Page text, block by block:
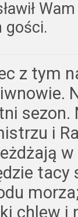
gości.
z tym
sezon.
i
tacy
chlew i